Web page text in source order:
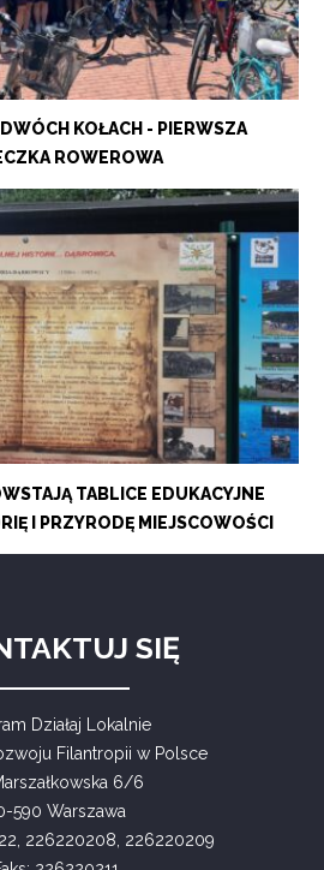
KOŁACH - PIERWSZA
ROWEROWA
TABLICE EDUKACYJNE
I PRZYRODĘ MIEJSCOWOŚCI
SIĘ
Działaj Lokalnie
Filantropii w Polsce
6/6
590 Warszawa
226220208, 226220209